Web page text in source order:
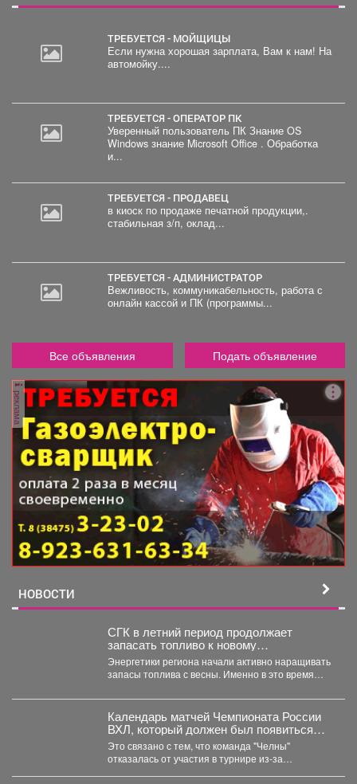
ТРЕБУЕТСЯ - МОЙЩИЦЫ
Если нужна хорошая зарплата, Вам к нам! На
автомойку....
ТРЕБУЕТСЯ - ОПЕРАТОР ПК
Уверенный пользователь ПК Знание OS
Windows знание Microsoft Office . Обработка
и...
ТРЕБУЕТСЯ - ПРОДАВЕЦ
в киоск по продаже печатной продукции,.
стабильная з/п, оклад...
ТРЕБУЕТСЯ - АДМИНИСТРАТОР
Вежливость, коммуникабельность, работа с
онлайн кассой и ПК (программы...
Все объявления Подать объявление
реклама
НОВОСТИ
СГК в летний период продолжает
запасать топливо к новому
отопительному сезону
Энергетики региона начали активно наращивать
запасы топлива с весны. Именно в это время
Календарь матчей Чемпионата России
ВХЛ, который должен был появиться
сегодня, опубликуют позднее.
Это связано с тем, что команда "Челны"
отказалась от участия в турнире из-за